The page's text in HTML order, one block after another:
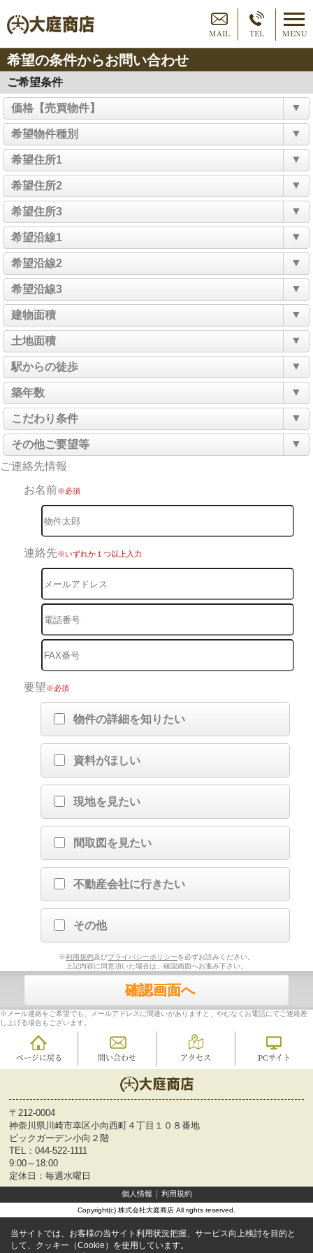
MAIL TEL MENU
希望の条件からお問い合わせ
ご希望条件
価格【売買物件】 ▼
希望物件種別 ▼
希望住所1 ▼
希望住所2 ▼
希望住所3 ▼
希望沿線1 ▼
希望沿線2 ▼
希望沿線3 ▼
建物面積 ▼
土地面積 ▼
駅からの徒歩 ▼
築年数 ▼
こだわり条件 ▼
その他ご要望等
▼
ご連絡先情報
お名前※必須
連絡先※いずれか１つ以上入力
要望※必須
物件の詳細を知りたい
資料がほしい
現地を見たい
間取図を見たい
不動産会社に行きたい
その他
※利用規約及びプライバシーポリシーを必ずお読みください。
上記内容に同意頂いた場合は、確認画面へお進み下さい。
確認画面へ
※メール連絡をご希望でも、メールアドレスに間違いがありますと、やむなくお電話にてご連絡差
し上げる場合もございます。
ページに戻る 問い合わせ アクセス PCサイト
〒212-0004
神奈川県川崎市幸区小向西町４丁目１０８番地
ビックガーデン小向２階
TEL： 044-522-1111
9:00～18:00
定休日：毎週水曜日
個人情報 利用規約
Copyright(c) 株式会社大庭商店 All rights reserved.
当サイトでは、お客様の当サイト利用状況把握、サービス向上検討を目的と
して、クッキー（Cookie）を使用しています。